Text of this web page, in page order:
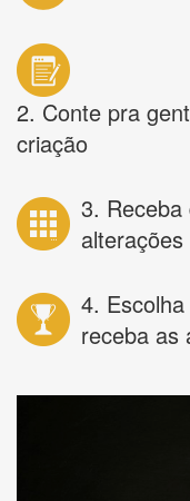
2. Conte pra
criação
3.
4.
receba as